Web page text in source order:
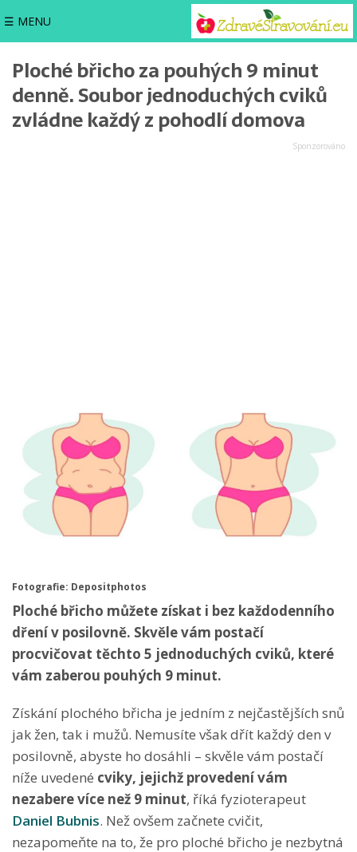
☰ MENU
Ploché břicho za pouhých 9 minut
denně. Soubor jednoduchých cviků
zvládne každý z pohodlí domova
Fotografie: Depositphotos
Ploché břicho můžete získat i bez každodenního
dření v posilovně. Skvěle vám postačí
procvičovat těchto 5 jednoduchých cviků, které
vám zaberou pouhých 9 minut.
Získání plochého břicha je jedním z nejčastějších snů
jak žen, tak i mužů. Nemusíte však dřít každý den v
posilovně, abyste ho dosáhli – skvěle vám postačí
níže uvedené cviky, jejichž provedení vám
nezabere více než 9 minut, říká fyzioterapeut
Daniel Bubnis. Než ovšem začnete cvičit,
nezapomeňte na to, že pro ploché břicho je nezbytná